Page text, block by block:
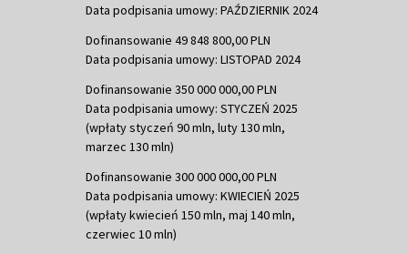
Data podpisania umowy: PAŹDZIERNIK 2024
Dofinansowanie 49 848 800,00 PLN
Data podpisania umowy: LISTOPAD 2024
Dofinansowanie 350 000 000,00 PLN
Data podpisania umowy: STYCZEŃ 2025
(wpłaty styczeń 90 mln, luty 130 mln,
marzec 130 mln)
Dofinansowanie 300 000 000,00 PLN
Data podpisania umowy: KWIECIEŃ 2025
(wpłaty kwiecień 150 mln, maj 140 mln,
czerwiec 10 mln)